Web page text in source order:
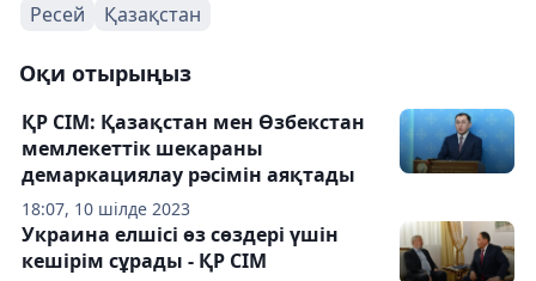
Ресей Қазақстан
Оқи отырыңыз
18:07, 10 шілде 2023
ҚР СІМ: Қазақстан мен Өзбекстан
мемлекеттік шекараны
демаркациялау рәсімін аяқтады
Украина елшісі өз сөздері үшін
кешірім сұрады - ҚР СІМ